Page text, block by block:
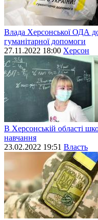
Влада Херсонської ОДА
гуманітарної допомоги
27.11.2022 18:00 Херсон
В Херсонській області
навчання
23.02.2022 19:51 Власть